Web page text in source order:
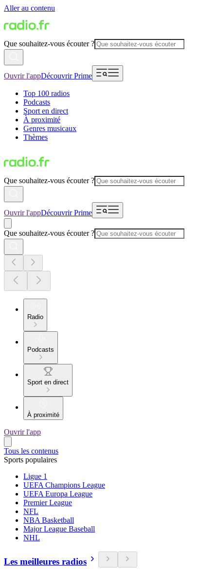
Aller au contenu
Que souhaitez-vous écouter ?
Ouvrir l'appDécouvrir Prime
Top 100 radios
Podcasts
Sport en direct
À proximité
Genres musicaux
Thèmes
Que souhaitez-vous écouter ?
Ouvrir l'appDécouvrir Prime
Que souhaitez-vous écouter ?
Radio
Podcasts
Sport en direct
À proximité
Ouvrir l'app
Tous les contenus
Sports populaires
Ligue 1
UEFA Champions League
UEFA Europa League
Premier League
NFL
NBA Basketball
Major League Baseball
NHL
Les meilleures radios